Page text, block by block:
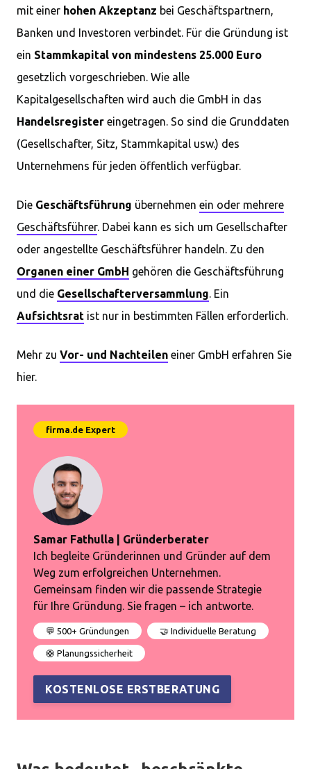
mit einer hohen Akzeptanz bei Geschäftspartnern,
Banken und Investoren verbindet. Für die Gründung ist
ein Stammkapital von mindestens 25.000 Euro
gesetzlich vorgeschrieben. Wie alle
Kapitalgesellschaften wird auch die GmbH in das
Handelsregister eingetragen. So sind die Grunddaten
(Gesellschafter, Sitz, Stammkapital usw.) des
Unternehmens für jeden öffentlich verfügbar.
Die Geschäftsführung übernehmen ein oder mehrere
Geschäftsführer. Dabei kann es sich um Gesellschafter
oder angestellte Geschäftsführer handeln. Zu den
Organen einer GmbH gehören die Geschäftsführung
und die Gesellschafterversammlung. Ein
Aufsichtsrat ist nur in bestimmten Fällen erforderlich.
Mehr zu Vor- und Nachteilen einer GmbH erfahren Sie
hier.
Samar Fathulla | Gründerberater
Ich begleite Gründerinnen und Gründer auf dem
Weg zum erfolgreichen Unternehmen.
Gemeinsam finden wir die passende Strategie
für Ihre Gründung. Sie fragen – ich antworte.
💬 500+ Gründungen 🤝 Individuelle Beratung
🛟 Planungssicherheit
KOSTENLOSE ERSTBERATUNG